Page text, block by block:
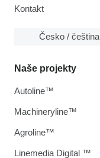
Kontakt
Česko / čeština
Naše projekty
Autoline™
Machineryline™
Agroline™
Linemedia Digital ™